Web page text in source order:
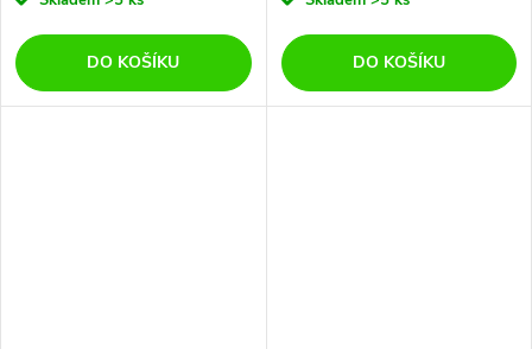
DO KOŠÍKU DO KOŠÍKU